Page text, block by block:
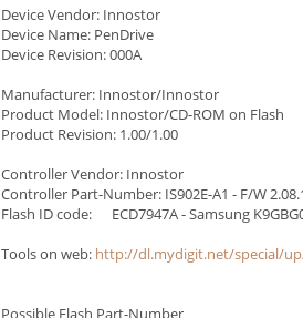
Device Vendor: Innostor
Device Name: PenDrive
Device Revision: 000A
Manufacturer: Innostor/Innostor
Product Model: Innostor/CD-ROM on Flash
Product Revision: 1.00/1.00
Controller Vendor: Innostor
Controller Part-Number: IS902E-A1 - F/W
Flash ID code: ECD7947A - Samsung
Tools on web: http://dl.mydigit.net/special/
Possible Flash Part-Number